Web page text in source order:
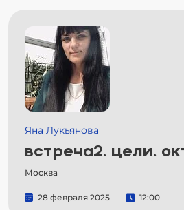
Яна Лукьянова
встреча2. цели.
Москва
28 февраля 2025 12:00